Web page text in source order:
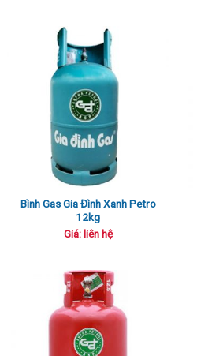
Bình Gas Gia Đình Xanh Petro
12kg
Giá: liên hệ